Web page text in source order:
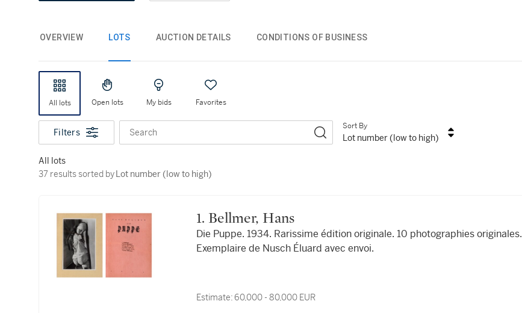
OVERVIEW LOTS AUCTION DETAILS CONDITIONS OF BUSINESS
All lots Open lots My bids Favorites
Filters Search
Sort By
Lot number (low to high)
All lots
37 results sorted by Lot number (low to high)
37 results sorted byLot number (low to high)
1. Bellmer, Hans
Die Puppe. 1934. Rarissime édition originale. 10 photographies originales.
Exemplaire de Nusch Éluard avec envoi.
Estimate:60,000 - 80,000 EUR